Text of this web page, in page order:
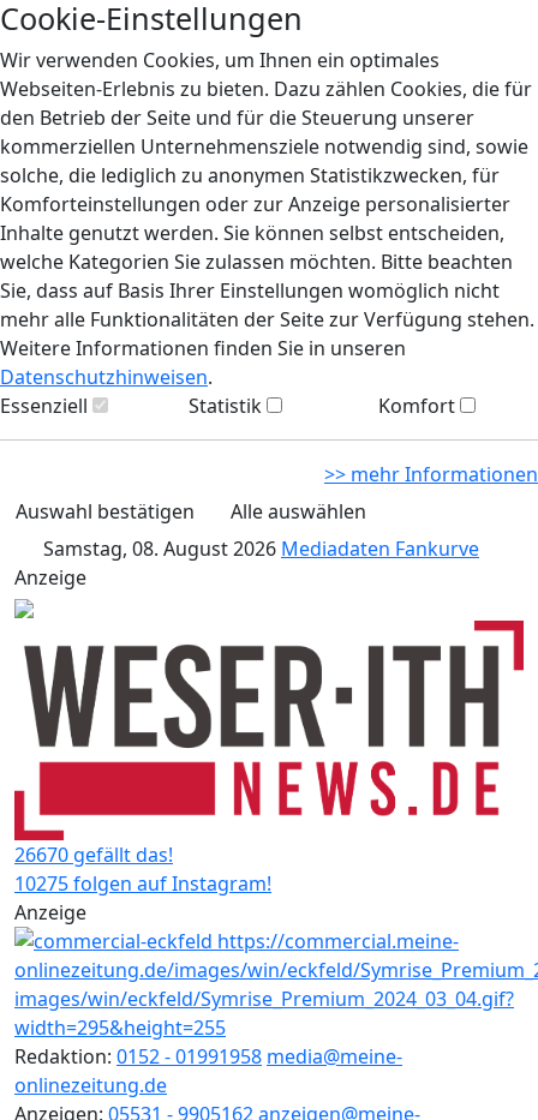
Cookie-Einstellungen
Wir verwenden Cookies, um Ihnen ein optimales
Webseiten-Erlebnis zu bieten. Dazu zählen Cookies, die für
den Betrieb der Seite und für die Steuerung unserer
kommerziellen Unternehmensziele notwendig sind, sowie
solche, die lediglich zu anonymen Statistikzwecken, für
Komforteinstellungen oder zur Anzeige personalisierter
Inhalte genutzt werden. Sie können selbst entscheiden,
welche Kategorien Sie zulassen möchten. Bitte beachten
Sie, dass auf Basis Ihrer Einstellungen womöglich nicht
mehr alle Funktionalitäten der Seite zur Verfügung stehen.
Weitere Informationen finden Sie in unseren
Datenschutzhinweisen.
Essenziell
Statistik Komfort
>> mehr Informationen
Auswahl bestätigen
Alle auswählen
Samstag, 08. August 2026 Mediadaten Fankurve
Anzeige
26670 gefällt das!
10275 folgen auf Instagram!
Anzeige
Redaktion: 0152 - 01991958 media@meine-
onlinezeitung.de
Anzeigen: 05531 - 9905162anzeigen@meine-